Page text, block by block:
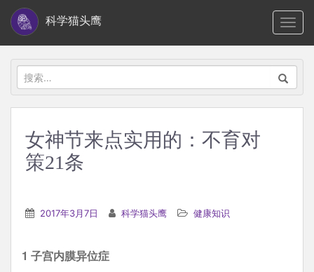
i
科学猫头鹰
搜
索：
女神节来点实用的：不育对
策21条
2017年3月7日 科学猫头鹰 健康知识
1 子宫内膜异位症